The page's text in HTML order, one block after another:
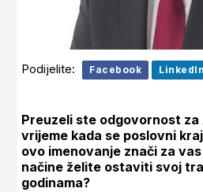
Podijelite: Facebook LinkedIn
Preuzeli ste odgovornost za
vrijeme kada se poslovni
ovo imenovanje znači za
načine želite ostaviti svoj
godinama?